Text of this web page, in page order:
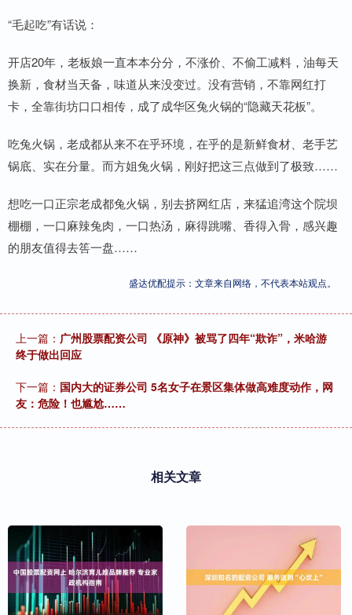
“毛起吃”有话说：
开店20年，老板娘一直本本分分，不涨价、不偷工减料，油每天
换新，食材当天备，味道从来没变过。没有营销，不靠网红打
卡，全靠街坊口口相传，成了成华区兔火锅的“隐藏天花板”。
吃兔火锅，老成都从来不在乎环境，在乎的是新鲜食材、老手艺
锅底、实在分量。而方姐兔火锅，刚好把这三点做到了极致……
想吃一口正宗老成都兔火锅，别去挤网红店，来猛追湾这个院坝
棚棚，一口麻辣兔肉，一口热汤，麻得跳嘴、香得入骨，感兴趣
的朋友值得去筶一盘……
盛达优配提示：文章来自网络，不代表本站观点。
上一篇： 广州股票配资公司 《原神》被骂了四年“欺诈”，米哈游
终于做出回应
下一篇： 国内大的证券公司 5名女子在景区集体做高难度动作，网
友：危险！也尴尬……
相关文章